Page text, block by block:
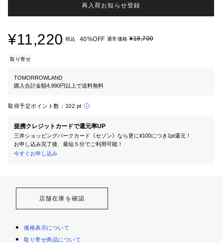
再入荷お知らせ登録
¥11,220 税込 40%OFF 通常価格 ¥18,700
取り寄せ
TOMORROWLAND
購入合計金額4,990円以上で送料無料
取得予定ポイント数： 102 pt
提携クレジットカードで還元率UP
三井ショッピングパークカード《セゾン》なら更に¥100につき1pt還元！
お申し込み完了後、最短５分でご利用可能！
今すぐお申し込み
店舗在庫を確認
価格表示について
取り寄せ商品について